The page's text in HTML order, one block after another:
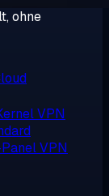
ohne
VPN
VPN